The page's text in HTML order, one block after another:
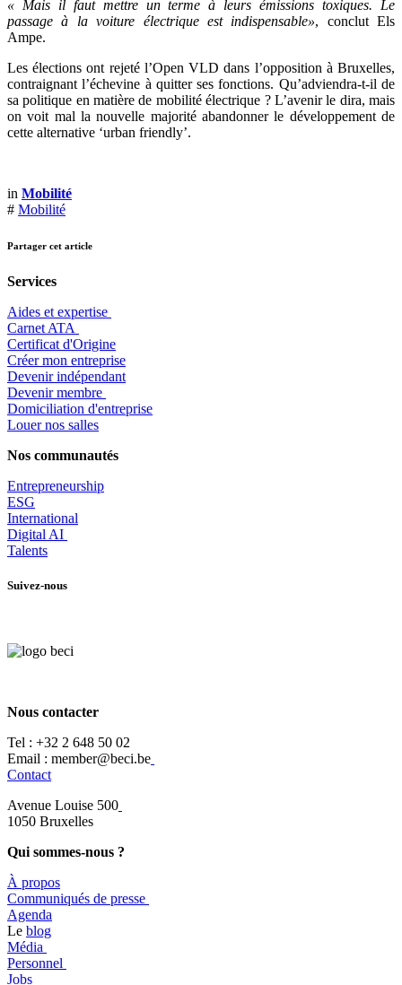
« Mais il faut mettre un terme à leurs émissions toxiques. Le
passage à la voiture électrique est indispensable», conclut Els
Ampe.
Les élections ont rejeté l’Open VLD dans l’opposition à Bruxelles,
contraignant l’échevine à quitter ses fonctions. Qu’adviendra-t-il de
sa politique en matière de mobilité électrique ? L’avenir le dira, mais
on voit mal la nouvelle majorité abandonner le développement de
cette alternative ‘urban friendly’.
in Mobilité
# Mobilité
Partager cet article
Services
Aides et expertise
​Carnet ATA
Certificat d'Origine
Créer mon entreprise
Devenir indépendant
Devenir membre
​Domiciliation d'entreprise
Louer nos salles
Nos communautés
Entrepreneurship
ESG
International
Digital AI
Talents
Suivez-nous
Nous contacter
Tel : +32 2 648 50 02​
​​Email : member@beci.be
Contact
Avenue Louise 500
​1050 Bruxelles
Qui sommes-nous ?
À propos
​​Communiqués de presse
​Agenda
​​Le blog
​Média
Personnel
Jobs